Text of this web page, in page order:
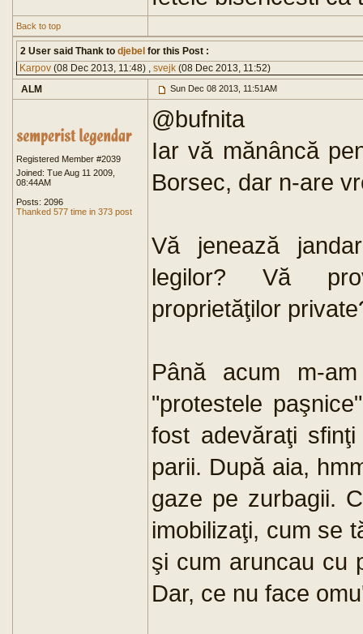
Back to top
2 User said Thank to djebel for this Post :
Karpov (08 Dec 2013, 11:48) , svejk (08 Dec 2013, 11:52)
ALM
Sun Dec 08 2013, 11:51AM
Registered Member #2039
Joined: Tue Aug 11 2009,
08:44AM
Posts: 2096
Thanked 577 time in 373 post
@bufnita
Iar vă mănâncă
Borsec, dar n-are
Vă jenează
legilor? Vă
proprietăţilor
Până acum m-
"protestele
fost adevăraţi
parii. După aia,
gaze pe zurbagii.
imobilizaţi, cum se
şi cum aruncau cu
Dar, ce nu face